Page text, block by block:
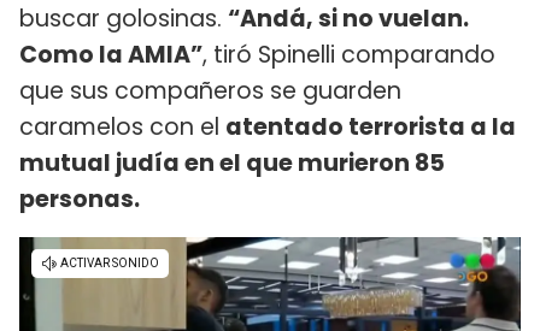
buscar golosinas. “Andá, si no vuelan.
Como la AMIA”, tiró Spinelli comparando
que sus compañeros se guarden
caramelos con el atentado terrorista a la
mutual judía en el que murieron 85
personas.